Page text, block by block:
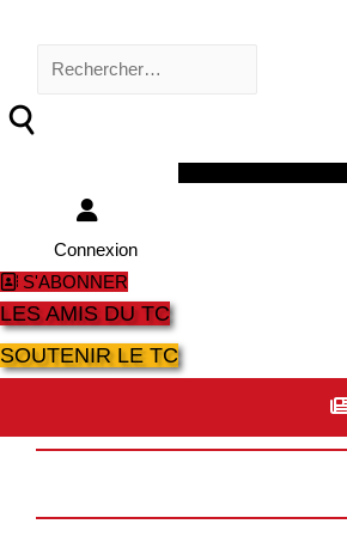
Rechercher :
Connexion
S'ABONNER
LES AMIS DU TC
SOUTENIR LE TC